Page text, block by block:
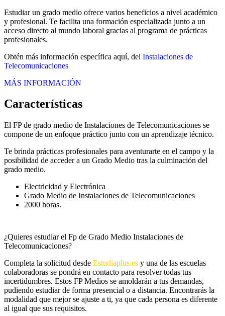
Estudiar un grado medio ofrece varios beneficios a nivel académico
y profesional. Te facilita una formación especializada junto a un
acceso directo al mundo laboral gracias al programa de prácticas
profesionales.
Obtén más información específica aquí, del Instalaciones de
Telecomunicaciones
MÁS INFORMACIÓN
Características
El FP de grado medio de Instalaciones de Telecomunicaciones se
compone de un enfoque práctico junto con un aprendizaje técnico.
Te brinda prácticas profesionales para aventurarte en el campo y la
posibilidad de acceder a un Grado Medio tras la culminación del
grado medio.
Electricidad y Electrónica
Grado Medio de Instalaciones de Telecomunicaciones
2000 horas.
¿Quieres estudiar el Fp de Grado Medio Instalaciones de
Telecomunicaciones?
Completa la solicitud desde Estudiaplus.es y una de las escuelas
colaboradoras se pondrá en contacto para resolver todas tus
incertidumbres. Estos FP Medios se amoldarán a tus demandas,
pudiendo estudiar de forma presencial o a distancia. Encontrarás la
modalidad que mejor se ajuste a ti, ya que cada persona es diferente
al igual que sus requisitos.